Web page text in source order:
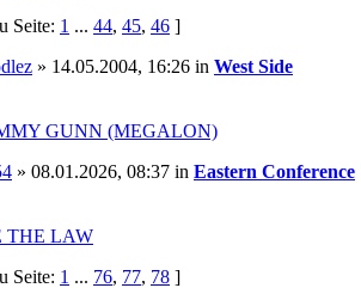
Seite: 1 ... 44, 45, 46 ]
» 14.05.2004, 16:26 in West Side
GUNN (MEGALON)
» 08.01.2026, 08:37 in Eastern Conference
THE LAW
Seite: 1 ... 76, 77, 78 ]